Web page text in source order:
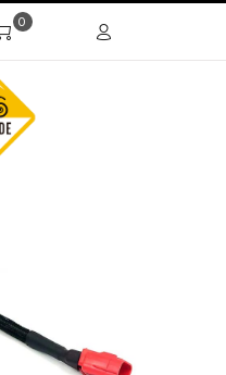
0